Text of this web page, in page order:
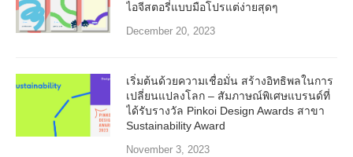
ไอจีสตอรี่แบบมือโปรแต่ง่ายสุดๆ
December 20, 2023
เริ่มต้นด้วยความเชื่อมั่น สร้างอิทธิพลในการ
เปลี่ยนแปลงโลก – สัมภาษณ์พิเศษแบรนด์ที่
ได้รับรางวัล Pinkoi Design Awards สาขา
Sustainability Award
November 3, 2023